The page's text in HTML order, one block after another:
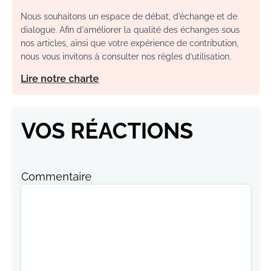
Nous souhaitons un espace de débat, d’échange et de
dialogue. Afin d'améliorer la qualité des échanges sous
nos articles, ainsi que votre expérience de contribution,
nous vous invitons à consulter nos règles d’utilisation.
Lire notre charte
VOS RÉACTIONS
Commentaire